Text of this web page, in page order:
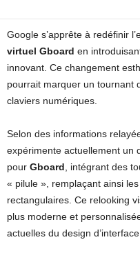
Google s’apprête à redéfinir
virtuel Gboard en
innovant. Ce changement
pourrait marquer un tournant
claviers numériques.
Selon des informations
expérimente actuellement un
pour Gboard , intégrant des
« pilule », remplaçant ainsi
rectangulaires. Ce relooking
plus moderne et
actuelles du design d’interface.